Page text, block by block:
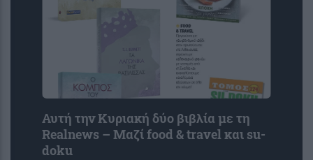
Αυτή την Κυριακή δύο βιβλία με τη
Realnews – Μαζί food & travel και su-
doku